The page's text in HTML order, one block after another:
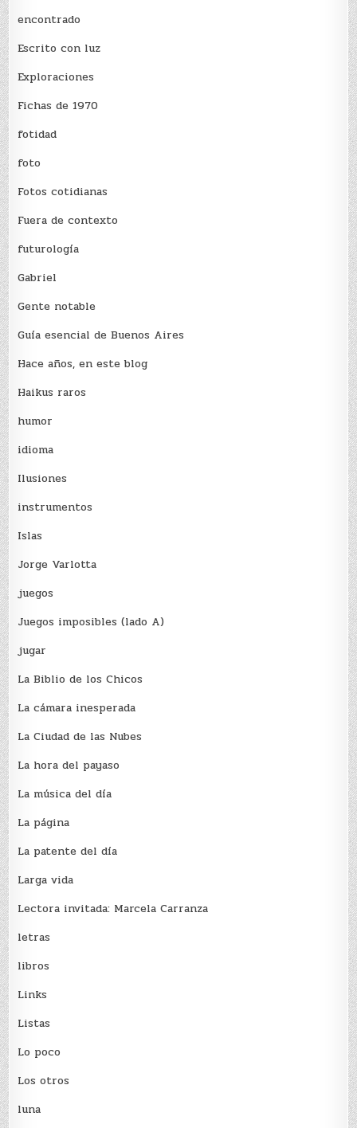
encontrado
Escrito con luz
Exploraciones
Fichas de 1970
fotidad
foto
Fotos cotidianas
Fuera de contexto
futurología
Gabriel
Gente notable
Guía esencial de Buenos Aires
Hace años, en este blog
Haikus raros
humor
idioma
Ilusiones
instrumentos
Islas
Jorge Varlotta
juegos
Juegos imposibles (lado A)
jugar
La Biblio de los Chicos
La cámara inesperada
La Ciudad de las Nubes
La hora del payaso
La música del día
La página
La patente del día
Larga vida
Lectora invitada: Marcela Carranza
letras
libros
Links
Listas
Lo poco
Los otros
luna